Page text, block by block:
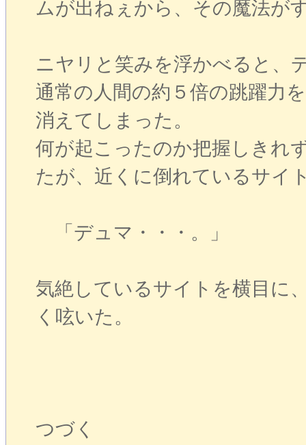
ムが出ねぇから、その魔法が
ニヤリと笑みを浮かべると、
通常の人間の約５倍の跳躍力
消えてしまった。
何が起こったのか把握しきれ
たが、近くに倒れているサイ
「デュマ・・・。」
気絶しているサイトを横目に
く呟いた。
つづく